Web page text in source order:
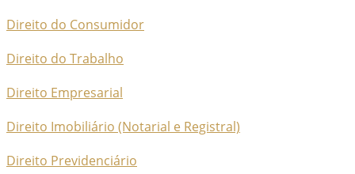
Direito do Consumidor
Direito do Trabalho
Direito Empresarial
Direito Imobiliário (Notarial e Registral)
Direito Previdenciário